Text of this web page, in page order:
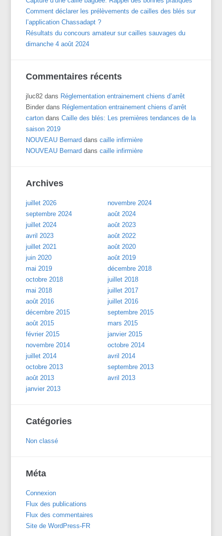
Comment déclarer les prélèvements de cailles des blés sur
l’application Chassadapt ?
Résultats du concours amateur sur cailles sauvages du
dimanche 4 août 2024
Commentaires récents
jluc82 dans Réglementation entrainement chiens d’arrêt
Binder dans Réglementation entrainement chiens d’arrêt
carton dansCaille des blés: Les premières tendances de la
saison 2019
NOUVEAU Bernard danscaille infirmière
NOUVEAU Bernard danscaille infirmière
Archives
juillet 2026
novembre 2024
septembre 2024
août 2024
juillet 2024
août 2023
avril 2023
août 2022
juillet 2021
août 2020
juin 2020
août 2019
mai 2019
décembre 2018
octobre 2018
juillet 2018
mai 2018
juillet 2017
août 2016
juillet 2016
décembre 2015
septembre 2015
août 2015
mars 2015
février 2015
janvier 2015
novembre 2014
octobre 2014
juillet 2014
avril 2014
octobre 2013
septembre 2013
août 2013
avril 2013
janvier 2013
Catégories
Non classé
Méta
Connexion
Flux des publications
Flux des commentaires
Site de WordPress-FR